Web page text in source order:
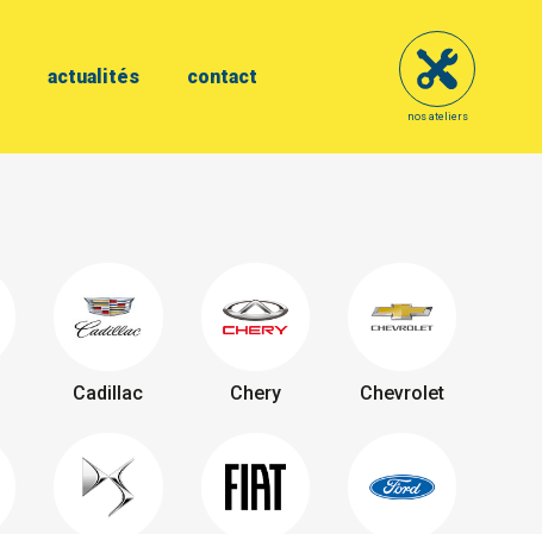
actualités contact
nos ateliers
Cadillac Chery Chevrolet